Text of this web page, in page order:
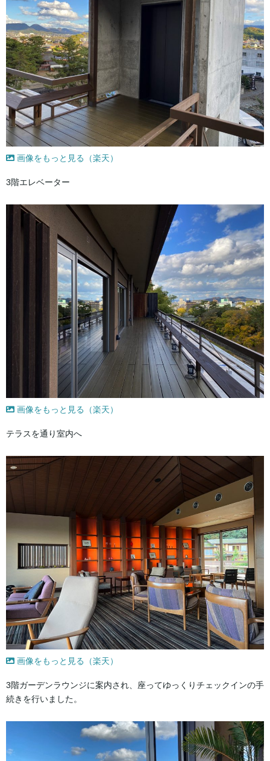
画像をもっと見る（楽天）
3階エレベーター
画像をもっと見る（楽天）
テラスを通り室内へ
画像をもっと見る（楽天）
3階ガーデンラウンジに案内され、座ってゆっくりチェックインの手
続きを行いました。